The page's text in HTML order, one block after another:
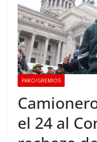
PARO/GREMIOS
el 24 al